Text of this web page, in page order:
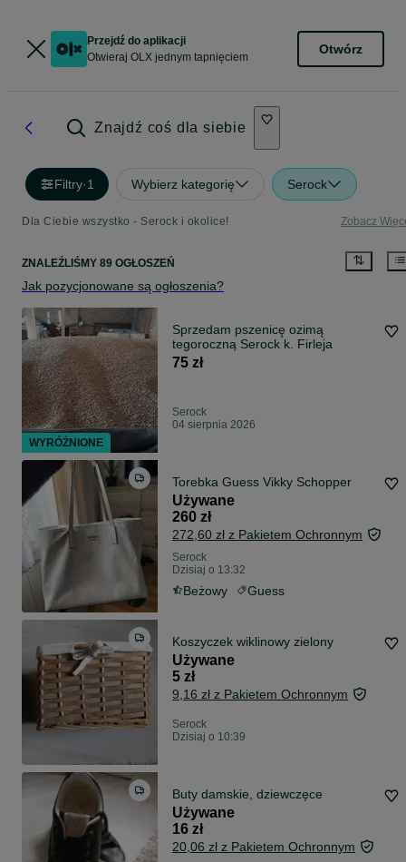
Przejdź do aplikacji
Otwieraj OLX jednym tapnięciem
Otwórz
Znajdź coś dla siebie
Filtry·1 Wybierz kategorię Serock
Dla Ciebie wszystko - Serock i okolice! Zobacz
ZNALEŹLIŚMY 89 OGŁOSZEŃ
Jak pozycjonowane są ogłoszenia?
Sprzedam pszenicę ozimą
tegoroczną Serock k. Firleja
75 zł
Serock
04 sierpnia 2026
Torebka Guess Vikky Schopper
Używane
260 zł
272,60 zł z Pakietem Ochronnym
Serock
Dzisiaj o 13:32
Beżowy Guess
Koszyczek wiklinowy zielony
Używane
5 zł
9,16 zł z Pakietem Ochronnym
Serock
Dzisiaj o 10:39
Buty damskie, dziewczęce
Używane
16 zł
20,06 zł z Pakietem Ochronnym
WYRÓŻNIONE